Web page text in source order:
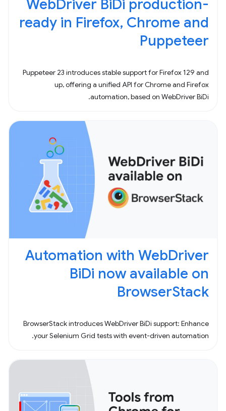
WebDriver BiDi production-
ready in Firefox, Chrome and
Puppeteer
Puppeteer 23 introduces stable support for Firefox 129 and
up, offering a unified API for Chrome and Firefox
automation, based on WebDriver BiDi.
Automation with WebDriver
BiDi now available on
BrowserStack
BrowserStack introduces WebDriver BiDi support: Enhance
your Selenium Grid tests with event-driven automation.